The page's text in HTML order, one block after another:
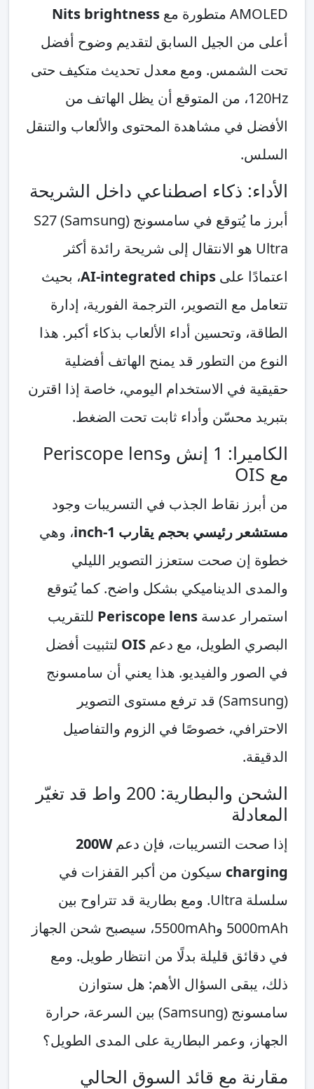
AMOLED متطورة مع
Nits brightness
أعلى من الجيل السابق لتقديم وضوح أفضل
تحت الشمس. ومع معدل تحديث متكيف حتى
120Hz، من المتوقع أن يظل الهاتف من
الأفضل في مشاهدة المحتوى والألعاب والتنقل
السلس.
الأداء: ذكاء اصطناعي داخل الشريحة
أبرز ما يُتوقع في سامسونج (Samsung) S27
Ultra هو الانتقال إلى شريحة رائدة أكثر
اعتمادًا على AI-integrated chips، بحيث
تتعامل مع التصوير، الترجمة الفورية، إدارة
الطاقة، وتحسين أداء الألعاب بذكاء أكبر. هذا
النوع من التطور قد يمنح الهاتف أفضلية
حقيقية في الاستخدام اليومي، خاصة إذا اقترن
بتبريد محسّن وأداء ثابت تحت الضغط.
الكاميرا: 1 إنش وPeriscope lens
مع OIS
من أبرز نقاط الجذب في التسريبات وجود
مستشعر رئيسي بحجم يقارب 1-inch
، وهي
خطوة إن صحت ستعزز التصوير الليلي
والمدى الديناميكي بشكل واضح. كما يُتوقع
استمرار عدسة Periscope lens للتقريب
البصري الطويل، مع دعم OIS لتثبيت أفضل
في الصور والفيديو. هذا يعني أن سامسونج
(Samsung) قد ترفع مستوى التصوير
الاحترافي، خصوصًا في الزوم والتفاصيل
الدقيقة.
الشحن والبطارية: 200 واط قد تغيّر
المعادلة
إذا صحت التسريبات، فإن دعم200W
charging سيكون من أكبر القفزات في
سلسلة Ultra. ومع بطارية قد تتراوح بين
5000mAh و5500mAh، سيصبح شحن الجهاز
في دقائق قليلة بدلًا من انتظار طويل. ومع
ذلك، يبقى السؤال الأهم: هل ستوازن
سامسونج (Samsung) بين السرعة، حرارة
الجهاز، وعمر البطارية على المدى الطويل؟
مقارنة مع قائد السوق الحالي